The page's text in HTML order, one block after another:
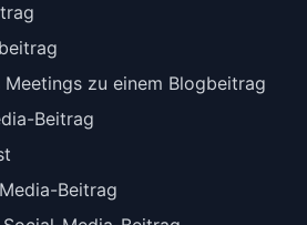
zu einem Blogbeitrag
Beitrag
Beitrag